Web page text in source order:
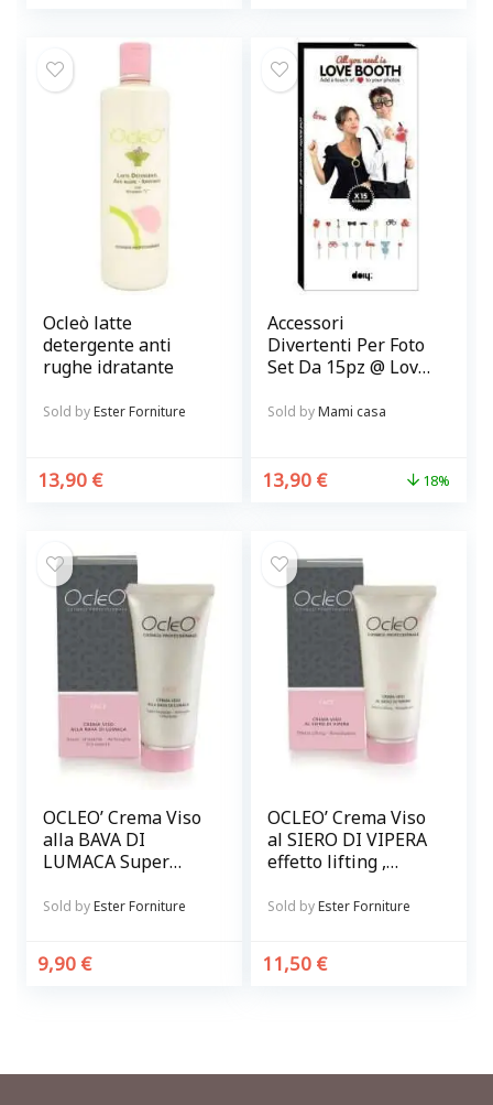
Ocleò latte
detergente anti
rughe idratante
Sold byEster Forniture
13,90 €
Accessori
Divertenti Per Foto
Set Da 15pz @ Love
Sold byMami casa
13,90 € 18%
OCLEO’ Crema Viso
alla BAVA DI
LUMACA Super
antirughe
Sold byEster Forniture
9,90 €
OCLEO’ Crema Viso
al SIERO DI VIPERA
effetto lifting ,
Sold byEster Forniture
11,50 €